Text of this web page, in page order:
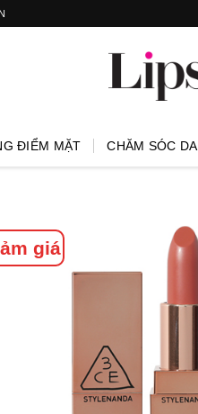
ĐIỂM MẶT CHĂM SÓC DA
giá